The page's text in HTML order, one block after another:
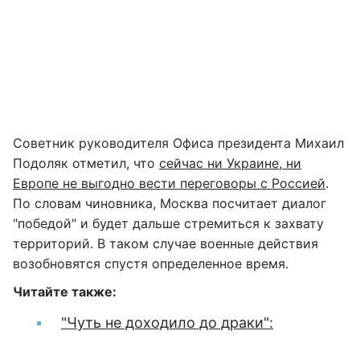
Советник руководителя Офиса президента Михаил
Подоляк отметил, что сейчас ни Украине, ни
Европе не выгодно вести переговоры с Россией.
По словам чиновника, Москва посчитает диалог
"победой" и будет дальше стремиться к захвату
территорий. В таком случае военные действия
возобновятся спустя определенное время.
Читайте также:
"Чуть не доходило до драки":